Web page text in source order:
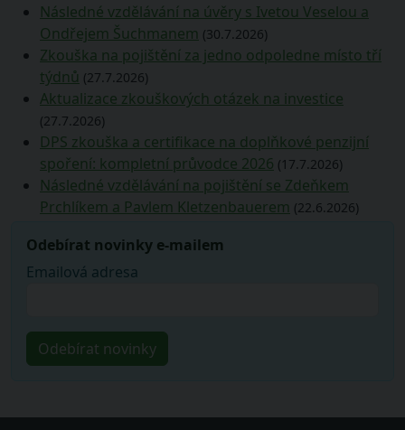
Následné vzdělávání na úvěry s Ivetou Veselou a
Ondřejem Šuchmanem (30.7.2026)
Zkouška na pojištění za jedno odpoledne místo tří
týdnů (27.7.2026)
Aktualizace zkouškových otázek na investice
(27.7.2026)
DPS zkouška a certifikace na doplňkové penzijní
spoření: kompletní průvodce 2026 (17.7.2026)
Následné vzdělávání na pojištění se Zdeňkem
Prchlíkem a Pavlem Kletzenbauerem (22.6.2026)
Odebírat novinky e-mailem
Emailová adresa